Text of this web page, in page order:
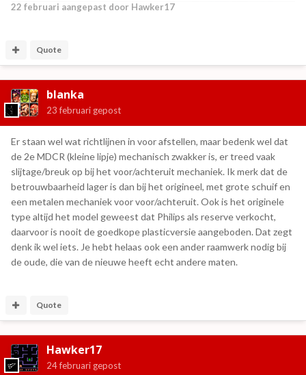
22 februari aangepast door Hawker17
Quote
blanka
23 februari gepost
Er staan wel wat richtlijnen in voor afstellen, maar bedenk wel dat
de 2e MDCR (kleine lipje) mechanisch zwakker is, er treed vaak
slijtage/breuk op bij het voor/achteruit mechaniek. Ik merk dat de
betrouwbaarheid lager is dan bij het origineel, met grote schuif en
een metalen mechaniek voor voor/achteruit. Ook is het originele
type altijd het model geweest dat Philips als reserve verkocht,
daarvoor is nooit de goedkope plasticversie aangeboden. Dat zegt
denk ik wel iets. Je hebt helaas ook een ander raamwerk nodig bij
de oude, die van de nieuwe heeft echt andere maten.
Quote
Hawker17
24 februari gepost